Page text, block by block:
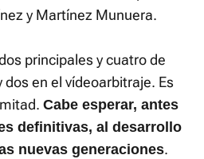
y Martínez Munuera.
principales y cuatro de
dos en el vídeoarbitraje. Es
Cabe esperar, antes
definitivas, al desarrollo
nuevas generaciones.